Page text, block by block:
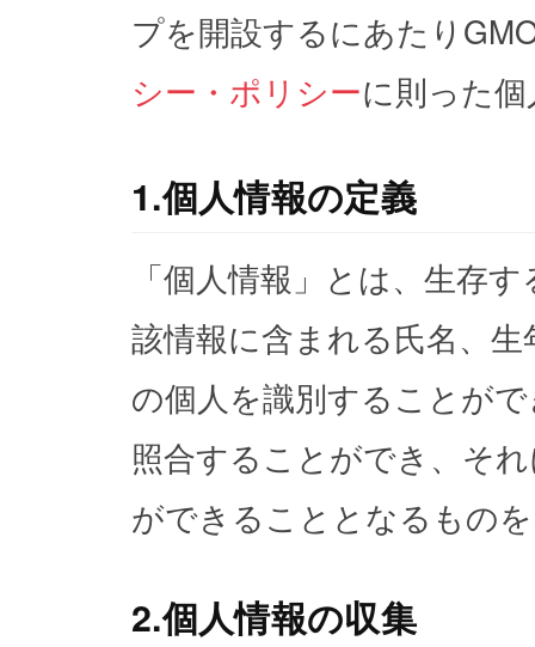
プを開設するにあたり
シー・ポリシーに則った
1.個人情報の定義
「個人情報」とは、生存
該情報に含まれる氏名、
の個人を識別することが
照合することができ、そ
ができることとなるもの
2.個人情報の収集